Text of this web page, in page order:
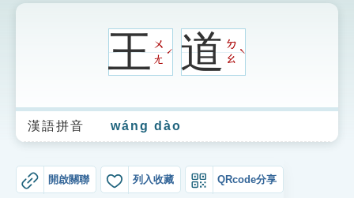
生字詞彙表
成語故事
圖
王ㄨ
ㄤ
ˊ 道ㄉ
ㄠ
ˋ
漢語拼音 wáng dào
開啟關聯 列入收藏 QRcode分享